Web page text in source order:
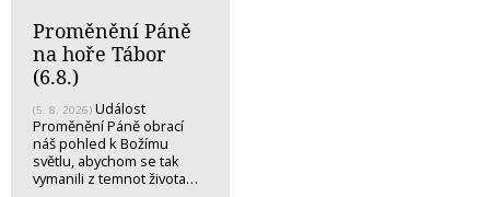
Proměnění Páně
na hoře Tábor
(6.8.)
(5. 8. 2026) Událost
Proměnění Páně obrací
náš pohled k Božímu
světlu, abychom se tak
vymanili z temnot života…